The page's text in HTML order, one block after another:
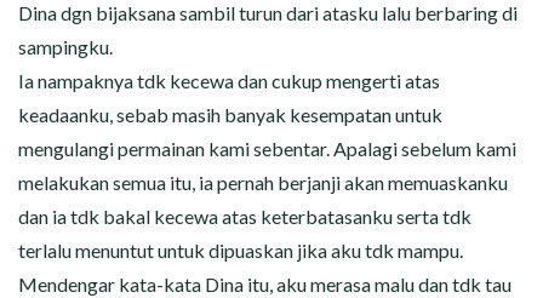
Dina dgn bijaksana sambil turun dari atasku lalu berbaring di
sampingku.
Ia nampaknya tdk kecewa dan cukup mengerti atas
keadaanku, sebab masih banyak kesempatan untuk
mengulangi permainan kami sebentar. Apalagi sebelum kami
melakukan semua itu, ia pernah berjanji akan memuaskanku
dan ia tdk bakal kecewa atas keterbatasanku serta tdk
terlalu menuntut untuk dipuaskan jika aku tdk mampu.
Mendengar kata-kata Dina itu, aku merasa malu dan tdk tau